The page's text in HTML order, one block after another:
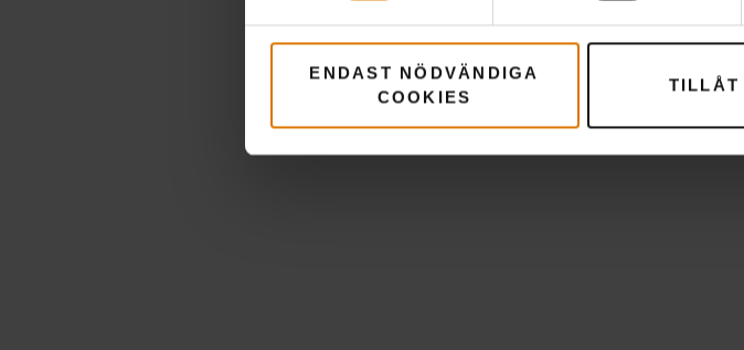
ENDAST NÖDVÄNDIGA
COOKIES
TILLÅT
Kyckling Shawarma